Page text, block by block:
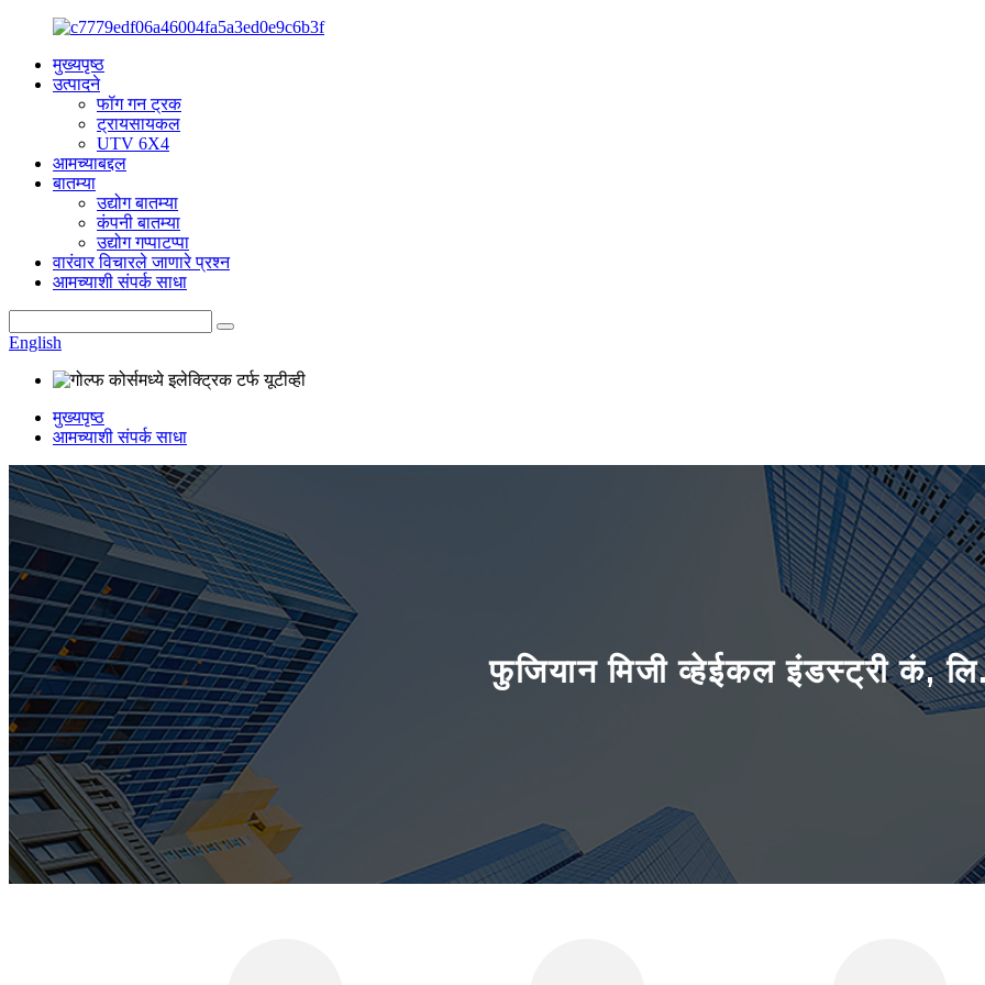
मुख्यपृष्ठ
उत्पादने
फॉग गन ट्रक
ट्रायसायकल
UTV 6X4
आमच्याबद्दल
बातम्या
उद्योग बातम्या
कंपनी बातम्या
उद्योग गप्पाटप्पा
वारंवार विचारले जाणारे प्रश्न
आमच्याशी संपर्क साधा
English
मुख्यपृष्ठ
आमच्याशी संपर्क साधा
फुजियान मिजी व्हेईकल इंडस्ट्री कं,